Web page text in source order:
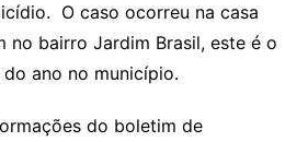
O caso ocorreu na casa
no bairro Jardim Brasil, este é o
ano no município.
do boletim de